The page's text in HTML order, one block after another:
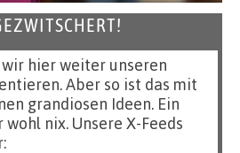
hier weiter unseren
Aber so ist das mit
grandiosen Ideen. Ein
nix. Unsere X-Feeds